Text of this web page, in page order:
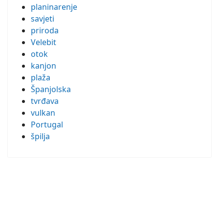
planinarenje
savjeti
priroda
Velebit
otok
kanjon
plaža
Španjolska
tvrđava
vulkan
Portugal
špilja